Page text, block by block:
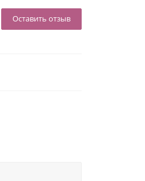
Оставить отзыв